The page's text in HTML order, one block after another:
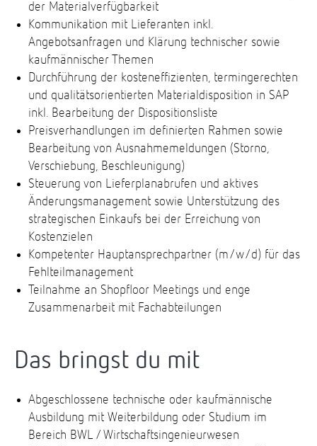
der Materialverfügbarkeit
Kommunikation mit Lieferanten inkl.
Angebotsanfragen und Klärung technischer sowie
kaufmännischer Themen
Durchführung der kosteneffizienten, termingerechten
und qualitätsorientierten Materialdisposition in SAP
inkl. Bearbeitung der Dispositionsliste
Preisverhandlungen im definierten Rahmen sowie
Bearbeitung von Ausnahmemeldungen (Storno,
Verschiebung, Beschleunigung)
Steuerung von Lieferplanabrufen und aktives
Änderungsmanagement sowie Unterstützung des
strategischen Einkaufs bei der Erreichung von
Kostenzielen
Kompetenter Hauptansprechpartner (m/w/d) für das
Fehlteilmanagement
Teilnahme an Shopfloor Meetings und enge
Zusammenarbeit mit Fachabteilungen
Das bringst du mit
Abgeschlossene technische oder kaufmännische
Ausbildung mit Weiterbildung oder Studium im
Bereich BWL / Wirtschaftsingenieurwesen